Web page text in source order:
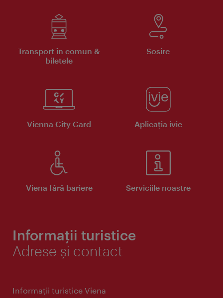
Transport în comun &
biletele
Sosire
Vienna City Card Aplicaţia ivie
Viena fără bariere Serviciile noastre
Informații turistice
Adrese și contact
Informaţii turistice Viena